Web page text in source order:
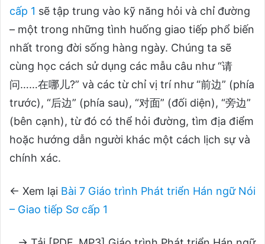
cấp 1 sẽ tập trung vào kỹ năng hỏi và chỉ đường
– một trong những tình huống giao tiếp phổ biến
nhất trong đời sống hàng ngày. Chúng ta sẽ
cùng học cách sử dụng các mẫu câu như “请
问……在哪儿?” và các từ chỉ vị trí như “前边” (phía
trước), “后边” (phía sau), “对面” (đối diện), “旁边”
(bên cạnh), từ đó có thể hỏi đường, tìm địa điểm
hoặc hướng dẫn người khác một cách lịch sự và
chính xác.
← Xem lại Bài 7 Giáo trình Phát triển Hán ngữ Nói
– Giao tiếp Sơ cấp 1